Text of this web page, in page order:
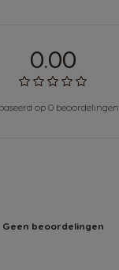
0.00
op 0 beoordelingen
Geen beoordelingen